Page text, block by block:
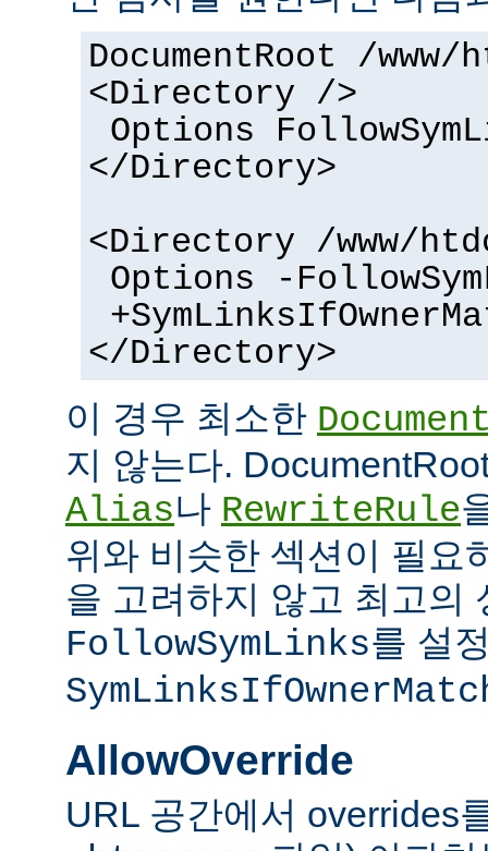
DocumentRoot /www/
<Directory />
Options
</Directory>
<Directory /www/
Options -
</Directory>
이 경우 최소한
지 않는다.
Alias나 RewriteRule
위와 비슷한 섹션이 필요
을 고려하지 않고 최고의
FollowSymLinks를 설
AllowOverride
URL 공간에서 overrides